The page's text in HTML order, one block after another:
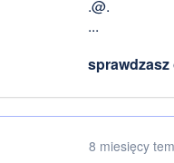
.@.
...
8 miesięcy